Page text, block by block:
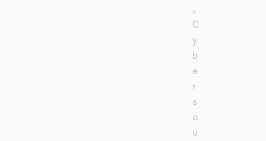
。
C
y
b
e
r
s
o
u